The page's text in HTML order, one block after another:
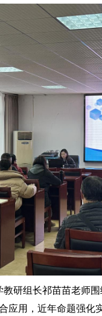
研组长祁苗苗老师
应用，近年命题强